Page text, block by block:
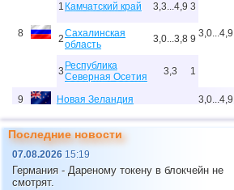
8
1 Камчатский край 3,3...4,9 3
2Сахалинская
область
3,0...3,8 9
3 Республика
Северная Осетия
3,3 1
3,0...4,9
9 Новая Зеландия 3,0...4,9
10 США 3,1...4,9
11 Индия
12 Тонга 4,6
Последние новости
07.08.2026 15:19
Германия - Дареному токену в блокчейн не
смотрят.